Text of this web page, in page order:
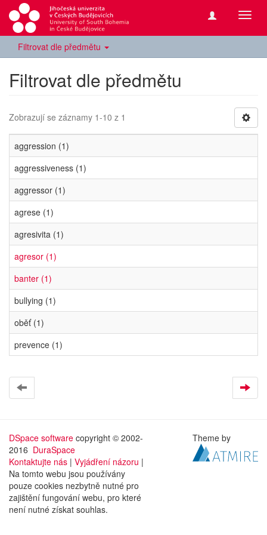
Filtrovat dle předmětu
Filtrovat dle předmětu
Zobrazují se záznamy 1-10 z 1
aggression (1)
aggressiveness (1)
aggressor (1)
agrese (1)
agresivita (1)
agresor (1)
banter (1)
bullying (1)
oběť (1)
prevence (1)
DSpace software copyright © 2002-
2016 DuraSpace
Kontaktujte nás | Vyjádření názoru |
Na tomto webu jsou používány
pouze cookies nezbytně nutné pro
zajištění fungování webu, pro které
není nutné získat souhlas.
Theme by